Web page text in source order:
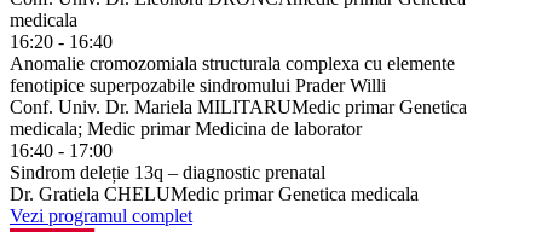
medicala
16:20 - 16:40
Anomalie cromozomiala structurala complexa cu elemente
fenotipice superpozabile sindromului Prader Willi
Conf. Univ. Dr. Mariela MILITARUMedic primar Genetica
medicala; Medic primar Medicina de laborator
16:40 - 17:00
Sindrom deleție 13q – diagnostic prenatal
Dr. Gratiela CHELUMedic primar Genetica medicala
Vezi programul complet